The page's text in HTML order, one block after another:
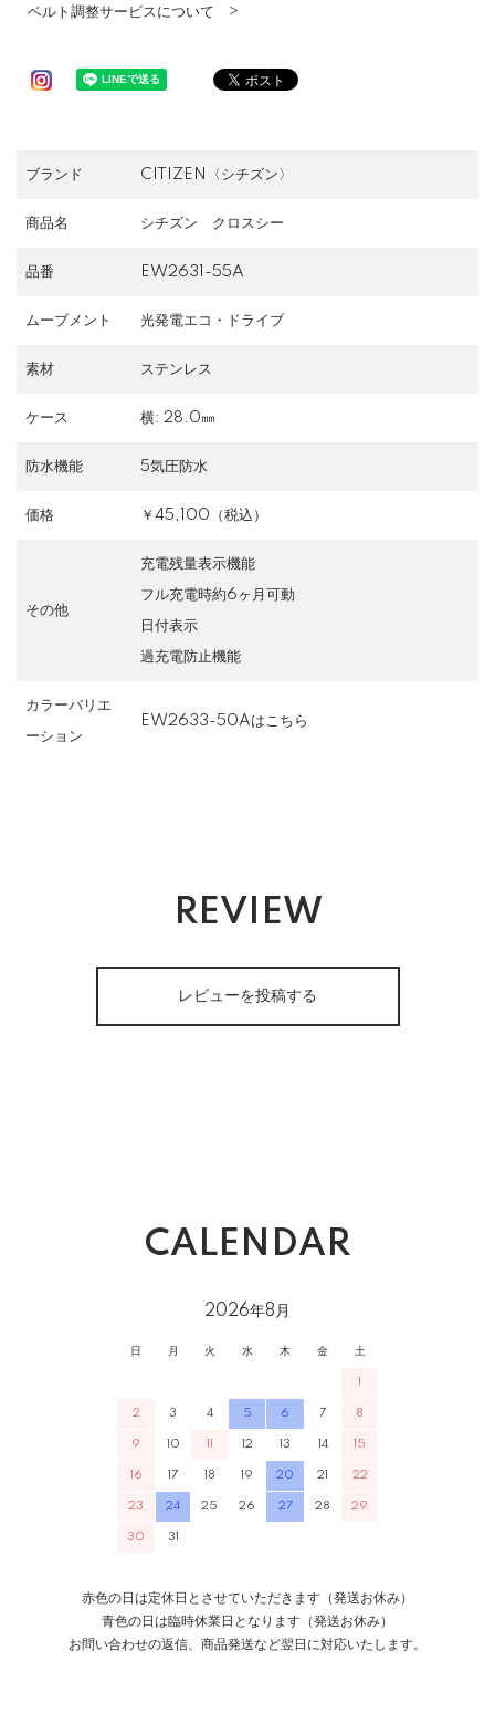
ベルト調整サービスについて >
ブランド CITIZEN〈シチズン〉
商品名 シチズン クロスシー
品番 EW2631-55A
ムーブメント 光発電エコ・ドライブ
素材 ステンレス
ケース 横: 28.0㎜
防水機能 5気圧防水
価格 ￥45,100（税込）
その他
充電残量表示機能
フル充電時約6ヶ月可動
日付表示
過充電防止機能
カラーバリエ
ーション
EW2633-50Aはこちら
REVIEW
レビューを投稿する
CALENDAR
2026年8月
日 月 火 水 木 金 土
1
2 3 4 5 6 7 8
9 10 11 12 13 14 15
16 17 18 19 20 21 22
23 24 25 26 27 28 29
30 31
赤色の日は定休日とさせていただきます（発送お休み）
青色の日は臨時休業日となります（発送お休み）
お問い合わせの返信、商品発送など翌日に対応いたします。